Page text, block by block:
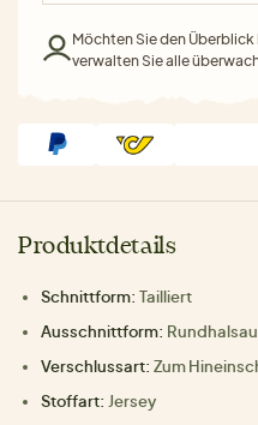
Möchten Sie den
verwalten Sie alle
Produktdetails
Schnittform: Tailliert
Ausschnittform:
Verschlussart: Zum
Stoffart: Jersey